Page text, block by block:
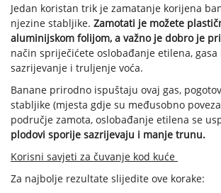
Jedan koristan trik je zamatanje korijena
njezine stabljike. Zamotati je možete
aluminijskom folijom, a važno je dobro je
način spriječićete oslobađanje etilena,
sazrijevanje i truljenje voća.
Banane prirodno ispuštaju ovaj gas,
stabljike (mjesta gdje su međusobno
područje zamota, oslobađanje etilena se
plodovi sporije sazrijevaju i manje trunu.
Korisni savjeti za čuvanje kod kuće
Za najbolje rezultate slijedite ove korake: